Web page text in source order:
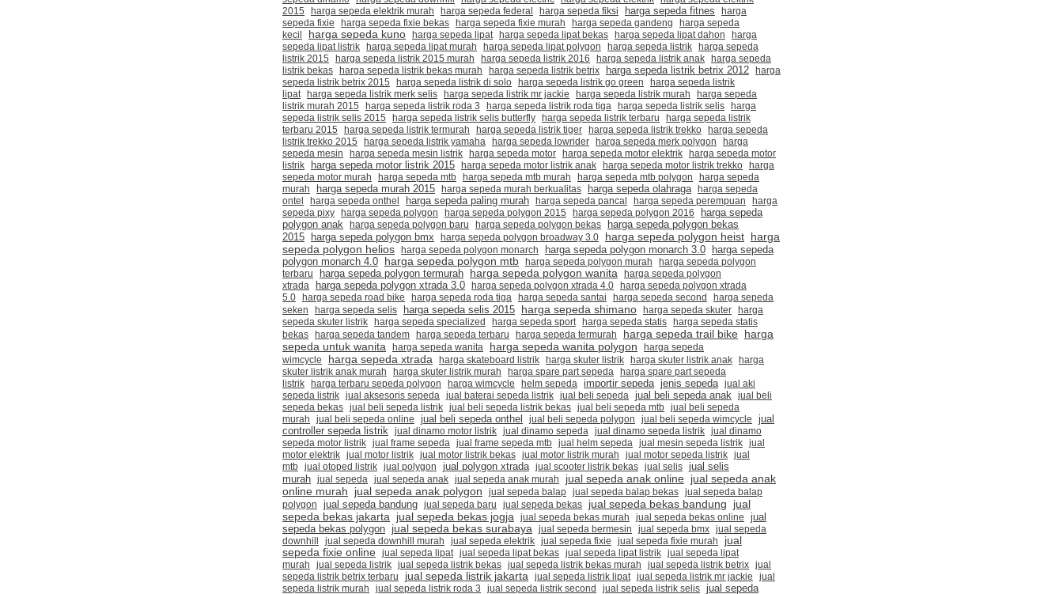
2015
harga sepeda elektrik murah harga sepeda federal harga sepeda fiksi harga sepeda fitnes
harga
sepeda fixie
harga sepeda fixie bekas harga sepeda fixie murah harga sepeda gandeng
harga sepeda
kecil
harga sepeda kuno harga sepeda lipat harga sepeda lipat bekas harga sepeda lipat dahon
harga
sepeda lipat listrik
harga sepeda lipat murah harga sepeda lipat polygon harga sepeda listrik
harga sepeda
listrik 2015
harga sepeda listrik 2015 murah harga sepeda listrik 2016 harga sepeda listrik anak
harga sepeda
listrik bekas
harga sepeda listrik bekas murah harga sepeda listrik betrix harga sepeda listrik betrix 2012
harga
sepeda listrik betrix 2015
harga sepeda listrik di solo harga sepeda listrik go green
harga sepeda listrik
lipat
harga sepeda listrik merk selis harga sepeda listrik mr jackie harga sepeda listrik murah
harga sepeda
listrik murah 2015
harga sepeda listrik roda 3 harga sepeda listrik roda tiga harga sepeda listrik selis
harga
sepeda listrik selis 2015
harga sepeda listrik selis butterfly harga sepeda listrik terbaru
harga sepeda listrik
terbaru 2015
harga sepeda listrik termurah harga sepeda listrik tiger harga sepeda listrik trekko
harga sepeda
listrik trekko 2015
harga sepeda listrik yamaha harga sepeda lowrider harga sepeda merk polygon
harga
sepeda mesin
harga sepeda mesin listrik harga sepeda motor harga sepeda motor elektrik
harga sepeda motor
listrik
harga sepeda motor listrik 2015 harga sepeda motor listrik anak harga sepeda motor listrik trekko
harga
sepeda motor murah
harga sepeda mtb harga sepeda mtb murah harga sepeda mtb polygon
harga sepeda
murah
harga sepeda murah 2015 harga sepeda murah berkualitas harga sepeda olahraga
harga sepeda
ontel
harga sepeda onthel harga sepeda paling murah harga sepeda pancal harga sepeda perempuan
harga
sepeda pixy
harga sepeda polygon harga sepeda polygon 2015 harga sepeda polygon 2016
harga sepeda
polygon anak
harga sepeda polygon baru harga sepeda polygon bekas
harga sepeda polygon bekas
2015
harga sepeda polygon bmx harga sepeda polygon broadway 3.0 harga sepeda polygon heist harga
sepeda polygon helios
harga sepeda polygon monarch harga sepeda polygon monarch 3.0
harga sepeda
polygon monarch 4.0
harga sepeda polygon mtb harga sepeda polygon murah
harga sepeda polygon
terbaru
harga sepeda polygon termurah harga sepeda polygon wanita
harga sepeda polygon
xtrada
harga sepeda polygon xtrada 3.0 harga sepeda polygon xtrada 4.0
harga sepeda polygon xtrada
5.0
harga sepeda road bike harga sepeda roda tiga harga sepeda santai harga sepeda second
harga sepeda
seken
harga sepeda selis harga sepeda selis 2015 harga sepeda shimano harga sepeda skuter
harga
sepeda skuter listrik
harga sepeda specialized harga sepeda sport harga sepeda statis
harga sepeda statis
bekas
harga sepeda tandem harga sepeda terbaru harga sepeda termurah harga sepeda trail bike harga
sepeda untuk wanita
harga sepeda wanita harga sepeda wanita polygon
harga sepeda
wimcycle
harga sepeda xtrada harga skateboard listrik harga skuter listrik harga skuter listrik anak
harga
skuter listrik anak murah
harga skuter listrik murah harga spare part sepeda
harga spare part sepeda
listrik
harga terbaru sepeda polygon harga wimcycle helm sepeda importir sepeda jenis sepeda jual aki
sepeda listrik jual aksesoris sepeda jual baterai sepeda listrik jual beli sepeda jual beli sepeda anak jual beli
sepeda bekas jual beli sepeda listrik jual beli sepeda listrik bekas jual beli sepeda mtb jual beli sepeda
murah
jual beli sepeda online jual beli sepeda onthel jual beli sepeda polygon jual beli sepeda wimcycle
jual
controller sepeda listrik jual dinamo motor listrik jual dinamo sepeda jual dinamo sepeda listrik jual dinamo
sepeda motor listrik jual frame sepeda jual frame sepeda mtb jual helm sepeda jual mesin sepeda listrik jual
motor elektrik jual motor listrik jual motor listrik bekas jual motor listrik murah jual motor sepeda listrik jual
mtb jual otoped listrik jual polygon jual polygon xtrada jual scooter listrik bekas jual selis jual selis
murah jual sepeda jual sepeda anak jual sepeda anak murah jual sepeda anak online jual sepeda anak
online murah
jual sepeda anak polygon jual sepeda balap jual sepeda balap bekas jual sepeda balap
polygon
jual sepeda bandung jual sepeda baru jual sepeda bekas jual sepeda bekas bandung
jual
sepeda bekas jakarta
jual sepeda bekas jogja jual sepeda bekas murah jual sepeda bekas online
jual
sepeda bekas polygon jual sepeda bekas surabaya jual sepeda bermesin jual sepeda bmx jual sepeda
downhill
jual sepeda downhill murah jual sepeda elektrik jual sepeda fixie jual sepeda fixie murah
jual
sepeda fixie online jual sepeda lipat jual sepeda lipat bekas jual sepeda lipat listrik jual sepeda lipat
murah
jual sepeda listrik jual sepeda listrik bekas jual sepeda listrik bekas murah jual sepeda listrik betrix jual
sepeda listrik betrix terbaru
jual sepeda listrik jakarta jual sepeda listrik lipat jual sepeda listrik mr jackie
jual
sepeda listrik murah
jual sepeda listrik roda 3 jual sepeda listrik second jual sepeda listrik selis jual sepeda